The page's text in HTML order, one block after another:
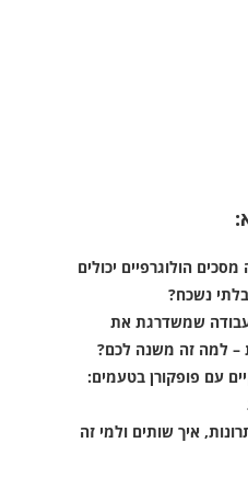
הולוגרפיים יכולים
נשכח?
עבודה שמשדרגת את
– למה זה משנה לכם?
עם פופקורן בטעמים:
איך שותים ולמי זה